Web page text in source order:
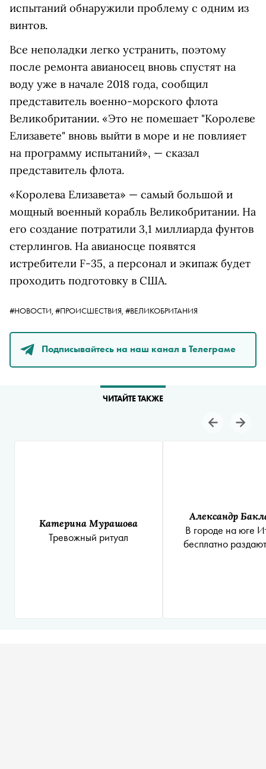
испытаний обнаружили проблему с одним из
винтов.
Все неполадки легко устранить, поэтому
после ремонта авианосец вновь спустят на
воду уже в начале 2018 года, сообщил
представитель военно-морского флота
Великобритании. «Это не помешает "Королеве
Елизавете" вновь выйти в море и не повлияет
на программу испытаний», — сказал
представитель флота.
«Королева Елизавета» — самый большой и
мощный военный корабль Великобритании. На
его создание потратили 3,1 миллиарда фунтов
стерлингов. На авианосце появятся
истребители F-35, а персонал и экипаж будет
проходить подготовку в США.
#НОВОСТИ, #ПРОИСШЕСТВИЯ, #ВЕЛИКОБРИТАНИЯ
Подписывайтесь на наш канал в Телеграме
ЧИТАЙТЕ ТАКЖЕ
Катерина Мурашова
Тревожный ритуал
Александр
В городе на юге
бесплатно